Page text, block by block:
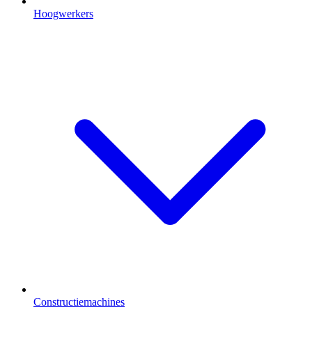
Hoogwerkers
Constructiemachines